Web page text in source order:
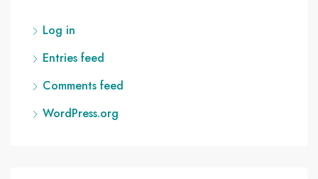
Log in
Entries feed
Comments feed
WordPress.org